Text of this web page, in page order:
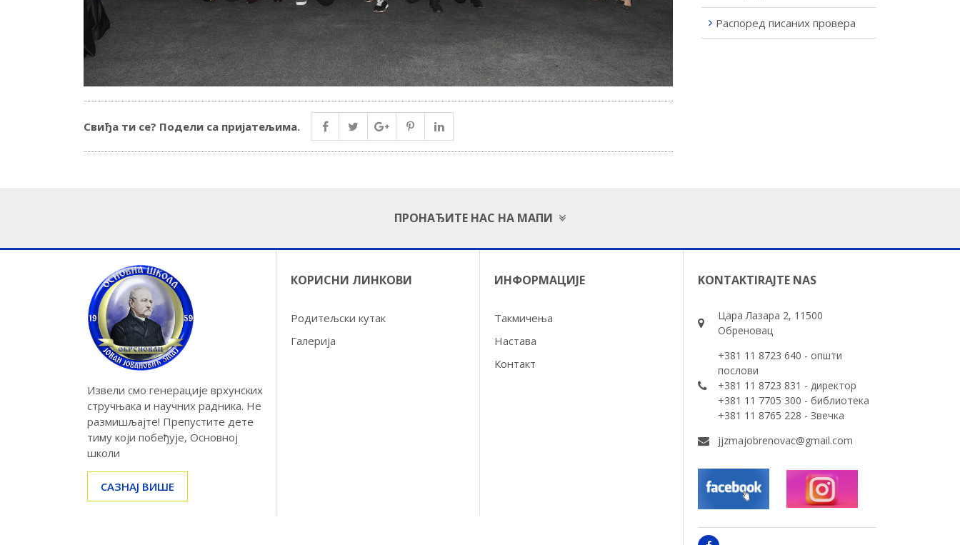
Свиђа ти се? Подели са пријатељима.
Распоред писаних провера
ПРОНАЂИТЕ НАС НА МАПИ
Извели смо генерације врхунских
стручњака и научних радника. Не
размишљајте! Препустите дете
тиму који побеђује, Основној
школи
САЗНАЈ ВИШЕ
КОРИСНИ ЛИНКОВИ
Родитељски кутак
Галерија
ИНФОРМАЦИЈЕ
Такмичења
Настава
Контакт
KONTAKTIRAJTE NAS
Цара Лазара 2, 11500
Обреновац
+381 11 8723 640 - општи
послови
+381 11 8723 831 - директор
+381 11 7705 300 - библиотека
+381 11 8765 228 - Звечка
jjzmajobrenovac@gmail.com